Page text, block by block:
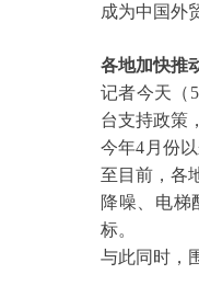
成为中国外
各地加快推
记者今天（
台支持政策
今年4月份
至目前，各
降噪、电梯
标。
与此同时，